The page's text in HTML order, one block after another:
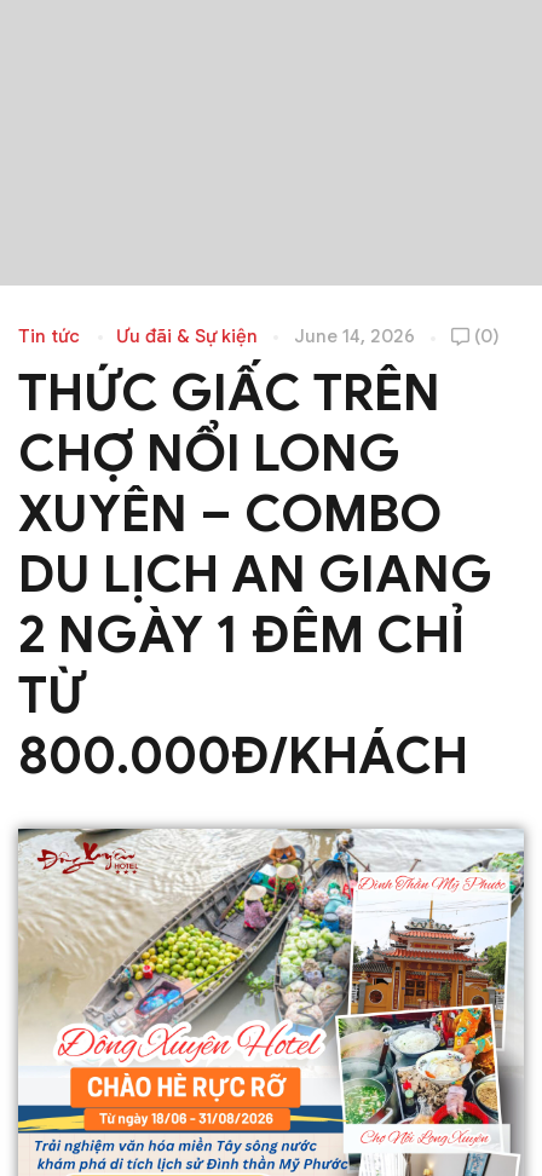
Tin tức Ưu đãi & Sự kiện June 14, 2026 (0)
THỨC GIẤC TRÊN
CHỢ NỔI LONG
XUYÊN – COMBO
DU LỊCH AN GIANG
2 NGÀY 1 ĐÊM CHỈ
TỪ
800.000Đ/KHÁCH